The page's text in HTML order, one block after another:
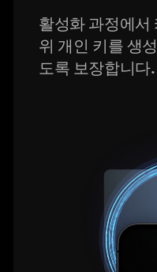
활성화 과정에서
위 개인 키를 생
도록 보장합니다.